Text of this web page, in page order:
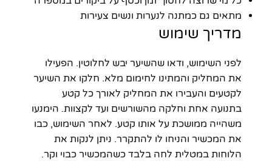
מתאים גם כמתנה לנערות ונשים צעירות
מדריך שימוש
לפני השימוש, ודאו שהשיער יבש לחלוטין. הפעילו
את המחליק והמתינו לחימום מלא. חלקו את השיער
לקטעים והעבירו את המחליק לאורך כל קטע
בתנועה אחת וחלקה מהשורשים ועד לקצוות. הימנעו
משהייה ממושכת על אותו קטע. לאחר השימוש, כבו
את המכשיר והניחו לו להתקרר. ניתן לנקות את
הלוחות במטלית לחה בלבד כשהמכשיר כבוי וקר.